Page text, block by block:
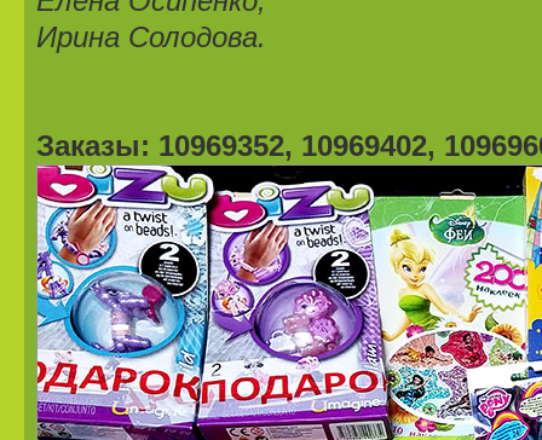
Ирина Солодова.
Заказы: 10969352, 10969402,